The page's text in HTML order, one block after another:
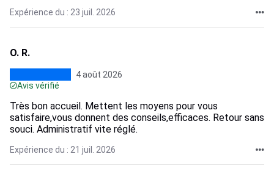
Expérience du : 23 juil. 2026
O. R.
4 août 2026
Avis vérifié
Très bon accueil. Mettent les moyens pour vous
satisfaire,vous donnent des conseils,efficaces. Retour sans
souci. Administratif vite réglé.
Expérience du : 21 juil. 2026